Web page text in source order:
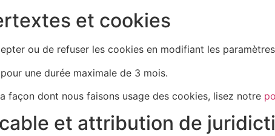
et cookies
ou de refuser les cookies en modifiant les
une durée maximale de 3 mois.
façon dont nous faisons usage des cookies, lisez notre
et attribution de